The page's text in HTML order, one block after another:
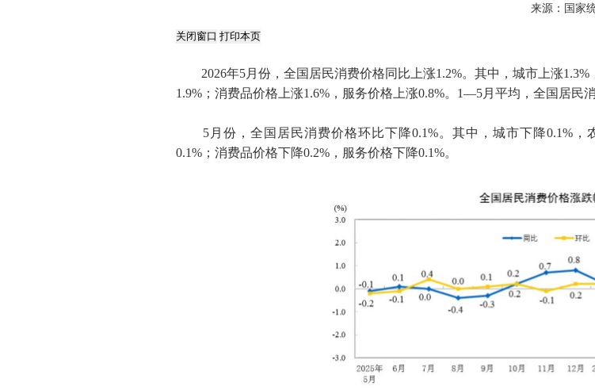
来源：国家
2026年5月份，全国居民消费价格同比上涨1.2%。其中，城市上涨1.3%
1.9% ；消费品价格上涨1.6% ，服务价格上涨0.8%。 1—5月平均，全国居民
5 月份，全国居民消费价格环比下降0.1%。其中，城市下降0.1% ，
0.1% ；消费品价格下降0.2% ，服务价格下降0.1%。